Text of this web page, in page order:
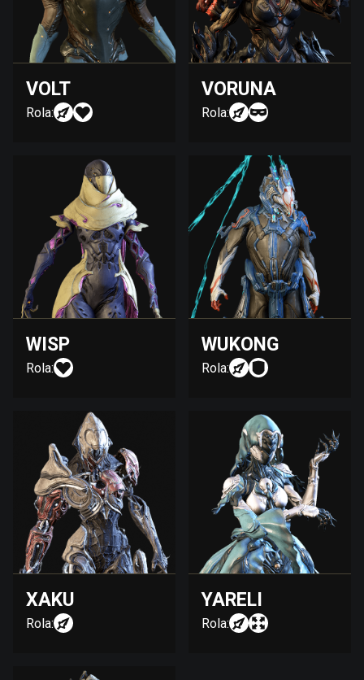
VOLT
Rola:
VORUNA
Rola:
WISP
Rola:
WUKONG
Rola:
XAKU
Rola:
YARELI
Rola: